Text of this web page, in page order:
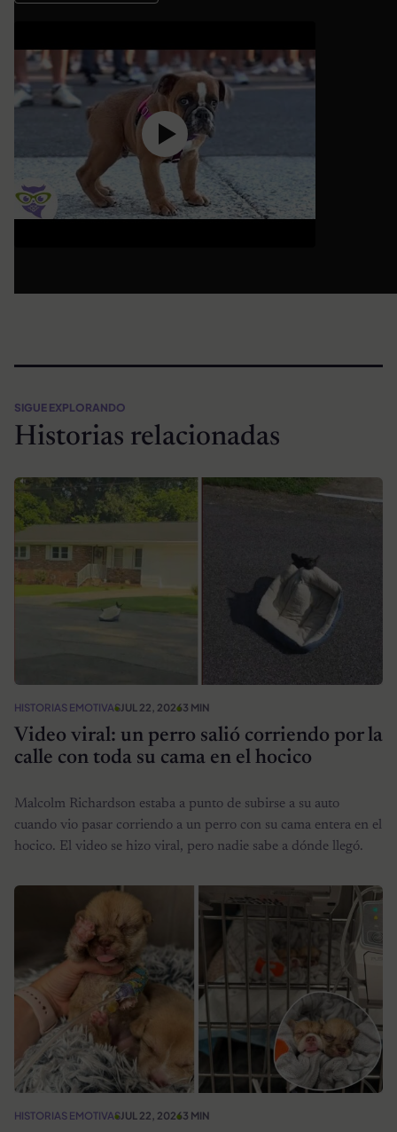
SIGUE EXPLORANDO
Historias relacionadas
HISTORIAS EMOTIVASJUL 22, 20263 MIN
Video viral: un perro salió corriendo por la
calle con toda su cama en el hocico
Malcolm Richardson estaba a punto de subirse a su auto
cuando vio pasar corriendo a un perro con su cama entera en el
hocico. El video se hizo viral, pero nadie sabe a dónde llegó.
HISTORIAS EMOTIVASJUL 22, 20263 MIN